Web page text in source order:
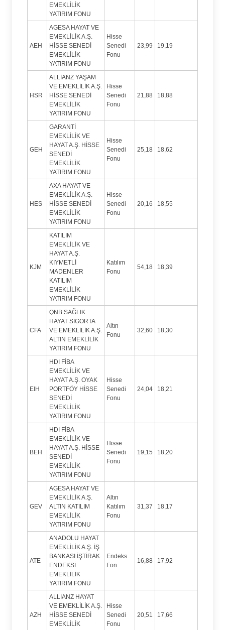
EMEKLİLİK
YATIRIM FONU
AEH
AGESA HAYAT VE
EMEKLİLİK A.Ş.
HİSSE SENEDİ
EMEKLİLİK
YATIRIM FONU
Hisse
Senedi
Fonu
23,99 19,19
HSR
ALLİANZ YAŞAM
VE EMEKLİLİK A.Ş.
HİSSE SENEDİ
EMEKLİLİK
YATIRIM FONU
Hisse
Senedi
Fonu
21,88 18,88
GEH
GARANTİ
EMEKLİLİK VE
HAYAT A.Ş. HİSSE
SENEDİ
EMEKLİLİK
YATIRIM FONU
Hisse
Senedi
Fonu
25,18 18,62
HES
AXA HAYAT VE
EMEKLİLİK A.Ş.
HİSSE SENEDİ
EMEKLİLİK
YATIRIM FONU
Hisse
Senedi
Fonu
20,16 18,55
KJM
KATILIM
EMEKLİLİK VE
HAYAT A.Ş.
KIYMETLİ
MADENLER
KATILIM
EMEKLİLİK
YATIRIM FONU
Katılım
Fonu
54,18 18,39
CFA
QNB SAĞLIK
HAYAT SİGORTA
VE EMEKLİLİK A.Ş.
ALTIN EMEKLİLİK
YATIRIM FONU
Altın
Fonu
32,60 18,30
EIH
HDI FİBA
EMEKLİLİK VE
HAYAT A.Ş. OYAK
PORTFÖY HİSSE
SENEDİ
EMEKLİLİK
YATIRIM FONU
Hisse
Senedi
Fonu
24,04 18,21
BEH
HDI FİBA
EMEKLİLİK VE
HAYAT A.Ş. HİSSE
SENEDİ
EMEKLİLİK
YATIRIM FONU
Hisse
Senedi
Fonu
19,15 18,20
GEV
AGESA HAYAT VE
EMEKLİLİK A.Ş.
ALTIN KATILIM
EMEKLİLİK
YATIRIM FONU
Altın
Katılım
Fonu
31,37 18,17
ATE
ANADOLU HAYAT
EMEKLİLİK A.Ş. İŞ
BANKASI İŞTİRAK
ENDEKSİ
EMEKLİLİK
YATIRIM FONU
Endeks
Fon
16,88 17,92
AZH
ALLIANZ HAYAT
VE EMEKLİLİK A.Ş.
HİSSE SENEDİ
EMEKLİLİK
Hisse
Senedi
Fonu
20,51 17,66